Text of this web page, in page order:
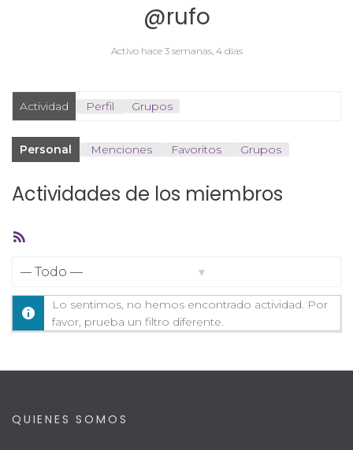
@rufo
Activo hace 3 semanas, 4 dias
Actividad Perfil Grupos
Personal Menciones Favoritos Grupos
Actividades de los miembros
Lo sentimos, no hemos encontrado actividad. Por
favor, prueba un filtro diferente.
QUIENES SOMOS